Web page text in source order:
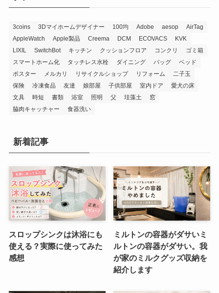
3coins 3Dマイホームデザイナー 100均 Adobe aesop
AirTag
AppleWatch
Apple製品 Creema DCM ECOVACS
KVK
LIXIL
SwitchBot キッチン クッションフロア コンクリ
ゴミ箱
スマートホーム化
タッチレス水栓 ダイニング バッグ
ベッド
ポスター
メルカリ リサイクルショップ リフォーム
二子玉
保険
冷凍食品 友達 娘部屋 子供部屋 室内ドア
愛犬の床
文具
時短 書類 浴室 照明 父 珪藻土
窓
脇肉キャッチャー
食器洗い
新着記事
スロップシンクは沐浴にも
使える？実際に使ってみた
感想
ミルトンの容器がダサいミ
ルトンの容器がダサい。我
が家のミルクグッズ収納を
紹介します